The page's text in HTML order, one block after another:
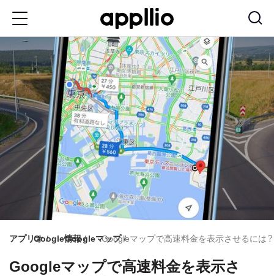
ン
コ
ン
テ
ン
ツ
移
アプリオGoogle情報GoogleマップGoogleマップで高速料金を表示させるには
Googleマップで高速料金を表示さ